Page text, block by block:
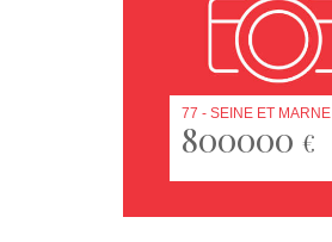
77 - SEINE ET MARNE
800000€